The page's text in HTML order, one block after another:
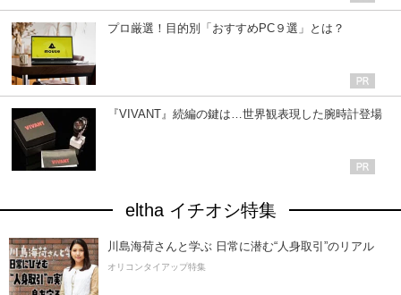
プロ厳選！目的別「おすすめPC９選」とは？
『VIVANT』続編の鍵は…世界観表現した腕時計登場
eltha イチオシ特集
川島海荷さんと学ぶ 日常に潜む“人身取引”のリアル
オリコンタイアップ特集